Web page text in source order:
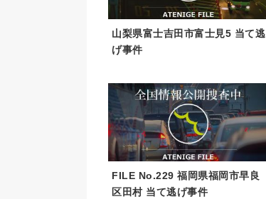
山梨県富士吉田市富士見5 当て逃
げ事件
FILE No.229 福岡県福岡市早良
区田村 当て逃げ事件